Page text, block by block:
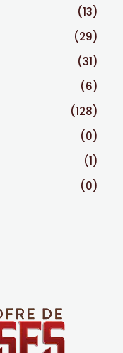
(13)
(29)
(31)
(6)
(128)
(0)
(1)
(0)